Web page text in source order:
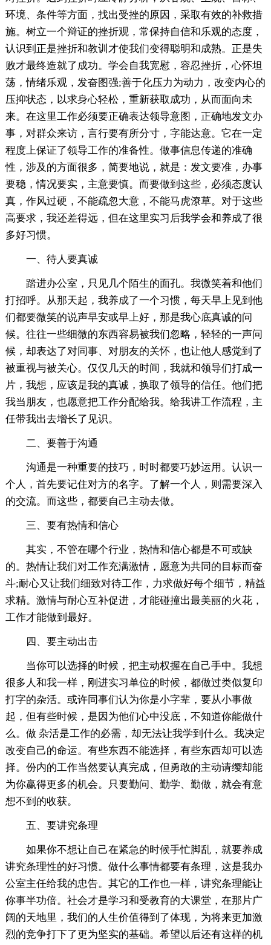
环境、条件等方面，找出受挫的原因，采取有效的补救措
施。树立一个辩证的挫折观，常保持自信和乐观的态度，
认识到正是挫折和教训才使我们变得聪明和成熟。正是失
败才最终造就了成功。学会自我宽慰，容忍挫折，心怀坦
荡，情绪乐观，发奋图强;善于化压力为动力，改变内心的
压抑状态，以求身心轻松，重新获取成功，从而面向未
来。在这里工作必须要正确表达领导意图，正确地发文办
事，对群众来访，言行要有所分寸，字能达意。它在一定
程度上保证了领导工作的准备性。做事信息传递的准确
性，涉及的方面很多，简要地说，就是：发文要准，办事
要稳，情况要实，主意要慎。而要做到这些，必须态度认
真，作风过硬，不能疏忽大意，不能马虎潦草。对于这些
高要求，我还差得远，但在这里实习后我学会和养成了很
多好习惯。
一、待人要真诚
踏进办公室，只见几个陌生的面孔。我微笑着和他们
打招呼。从那天起，我养成了一个习惯，每天早上见到他
们都要微笑的说声早安或早上好，那是我心底真诚的问
候。往往一些细微的东西容易被我们忽略，轻轻的一声问
候，却表达了对同事、对朋友的关怀，也让他人感觉到了
被重视与被关心。仅仅几天的时间，我就和领导们打成一
片，我想，应该是我的真诚，换取了领导的信任。他们把
我当朋友，也愿意把工作分配给我。给我讲工作流程，主
任带我出去增长了见识。
二、要善于沟通
沟通是一种重要的技巧，时时都要巧妙运用。认识一
个人，首先要记住对方的名字。了解一个人，则需要深入
的交流。而这些，都要自己主动去做。
三、要有热情和信心
其实，不管在哪个行业，热情和信心都是不可或缺
的。热情让我们对工作充满激情，愿意为共同的目标而奋
斗;耐心又让我们细致对待工作，力求做好每个细节，精益
求精。激情与耐心互补促进，才能碰撞出最美丽的火花，
工作才能做到最好。
四、要主动出击
当你可以选择的时候，把主动权握在自己手中。我想
很多人和我一样，刚进实习单位的时候，都做过类似复印
打字的杂活。或许同事们认为你是小字辈，要从小事做
起，但有些时候，是因为他们心中没底，不知道你能做什
么。做 杂活是工作的必需，却无法让我学到什么。我决定
改变自己的命运。有些东西不能选择，有些东西却可以选
择。份内的工作当然要认真完成，但勇敢的主动请缨却能
为你赢得更多的机会。只要勤问、勤学、勤做，就会有意
想不到的收获。
五、要讲究条理
如果你不想让自己在紧急的时候手忙脚乱，就要养成
讲究条理性的好习惯。做什么事情都要有条理，这是我办
公室主任给我的忠告。其它的工作也一样，讲究条理能让
你事半功倍。社会才是学习和受教育的大课堂，在那片广
阔的天地里，我们的人生价值得到了体现，为将来更加激
烈的竞争打下了更为坚实的基础。希望以后还有这样的机